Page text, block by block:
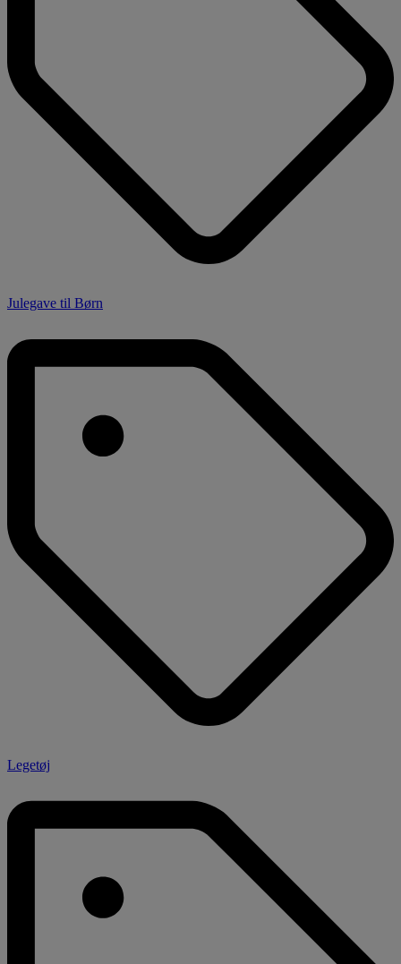
Julegave til Børn
Legetøj